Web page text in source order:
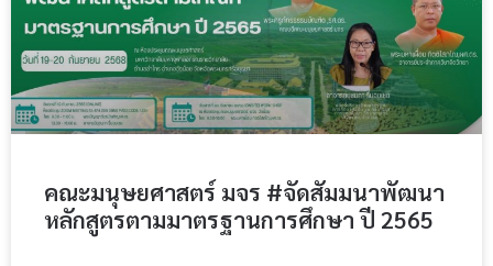
คณะมนุษยศาสตร์ มจร #จัดสัมมนาพัฒนา
หลักสูตรตามมาตรฐานการศึกษา ปี 2565